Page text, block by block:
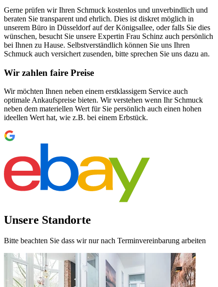
Gerne prüfen wir Ihren Schmuck kostenlos und unverbindlich und
beraten Sie transparent und ehrlich. Dies ist diskret möglich in
unserem Büro in Düsseldorf auf der Königsallee, oder falls Sie dies
wünschen, besucht Sie unsere Expertin Frau Schinz auch persönlich
bei Ihnen zu Hause. Selbstverständlich können Sie uns Ihren
Schmuck auch versichert zusenden, bitte sprechen Sie uns dazu an.
Wir zahlen faire Preise
Wir möchten Ihnen neben einem erstklassigem Service auch
optimale Ankaufspreise bieten. Wir verstehen wenn Ihr Schmuck
neben dem materiellen Wert für Sie persönlich auch einen hohen
ideellen Wert hat, wie z.B. bei einem Erbstück.
Unsere Standorte
Bitte beachten Sie dass wir nur nach Terminvereinbarung arbeiten